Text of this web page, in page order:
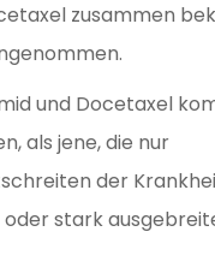
zusammen
und Docetaxel
als jene, die nur
der
oder stark